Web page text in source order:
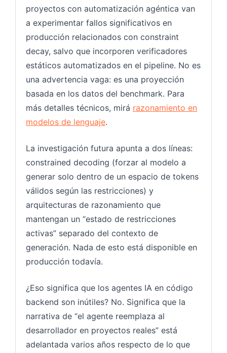
proyectos con automatización agéntica van
a experimentar fallos significativos en
producción relacionados con constraint
decay, salvo que incorporen verificadores
estáticos automatizados en el pipeline. No es
una advertencia vaga: es una proyección
basada en los datos del benchmark. Para
más detalles técnicos, mirá razonamiento en
modelos de lenguaje.
La investigación futura apunta a dos líneas:
constrained decoding (forzar al modelo a
generar solo dentro de un espacio de tokens
válidos según las restricciones) y
arquitecturas de razonamiento que
mantengan un “estado de restricciones
activas” separado del contexto de
generación. Nada de esto está disponible en
producción todavía.
¿Eso significa que los agentes IA en código
backend son inútiles? No. Significa que la
narrativa de “el agente reemplaza al
desarrollador en proyectos reales” está
adelantada varios años respecto de lo que